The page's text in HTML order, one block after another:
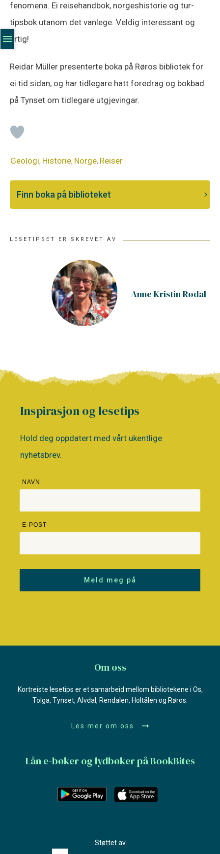
fenomena. Ei reisehandbok, norgeshistorie og tur-
tipsbok utanom det vanlege. Veldig interessant og
artig!
Reidar Müller presenterte boka på Røros bibliotek for
ei tid sidan, og har tidlegare hatt foredrag og bokbad
på Tynset om tidlegare utgjevingar.
Geologi, Historie, Norge, Reiser
Finn boka på biblioteket
LESETIPSET ER SKREVET AV
Anne Kristin Rødal
Inspirasjon og lesetips
Hold deg oppdatert med vårt ukentlige
nyhetsbrev.
NAVN
E-POST
Meld meg på
Lån e-bøker og lydbøker på BookBites
Om oss
Kortreiste lesetips er et samarbeid mellom bibliotekene i Os,
Tolga, Tynset, Alvdal, Rendalen, Holtålen og Røros.
Les mer om oss
Støttet av